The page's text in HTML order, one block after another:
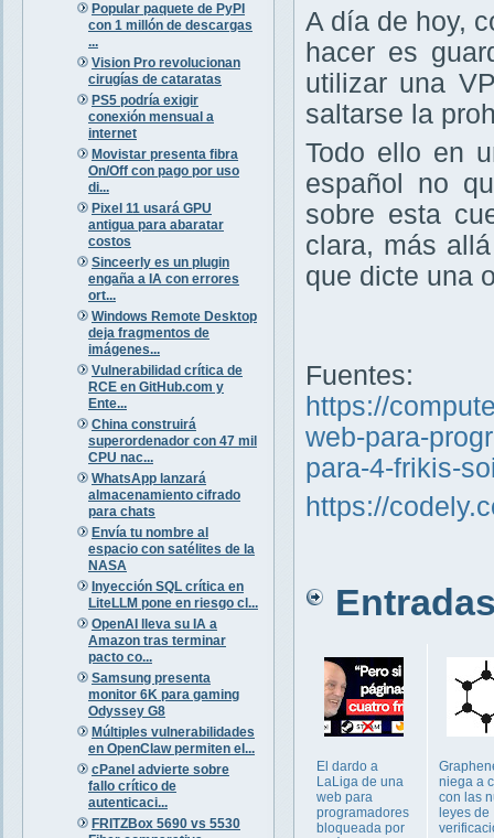
Popular paquete de PyPI
con 1 millón de descargas
...
Vision Pro revolucionan
cirugías de cataratas
PS5 podría exigir
conexión mensual a
internet
Movistar presenta fibra
On/Off con pago por uso
di...
Pixel 11 usará GPU
antigua para abaratar
costos
Sinceerly es un plugin
engaña a IA con errores
ort...
Windows Remote Desktop
deja fragmentos de
imágenes...
Vulnerabilidad crítica de
RCE en GitHub.com y
Ente...
China construirá
superordenador con 47 mil
CPU nac...
WhatsApp lanzará
almacenamiento cifrado
para chats
Envía tu nombre al
espacio con satélites de la
NASA
Inyección SQL crítica en
LiteLLM pone en riesgo cl...
OpenAI lleva su IA a
Amazon tras terminar
pacto co...
Samsung presenta
monitor 6K para gaming
Odyssey G8
Múltiples vulnerabilidades
en OpenClaw permiten el...
cPanel advierte sobre
fallo crítico de
autenticaci...
FRITZBox 5690 vs 5530
A día de hoy,
hacer es
utilizar una
saltarse la
Todo ello en
español no
sobre esta
clara, más
que dicte una
Fuentes:
https://
web-para-
para-4-frikis-
https://
Entradas
El dardo a
LaLiga de una
web para
programadores
bloqueada por
niega a
con las
leyes de